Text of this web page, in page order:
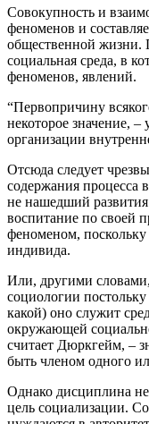
Совокупность и
феноменов и
общественной жизни.
социальная среда, в
феноменов, явлений.
“Первопричину
некоторое значение, –
организации
Отсюда следует
содержания процесса
не нашедший
воспитание по своей
феноменом, поскольку
индивида.
Или, другими
социологии
какой) оно служит
окружающей
считает Дюркгейм, –
быть членом одного
Однако дисциплина не
цель социализации.